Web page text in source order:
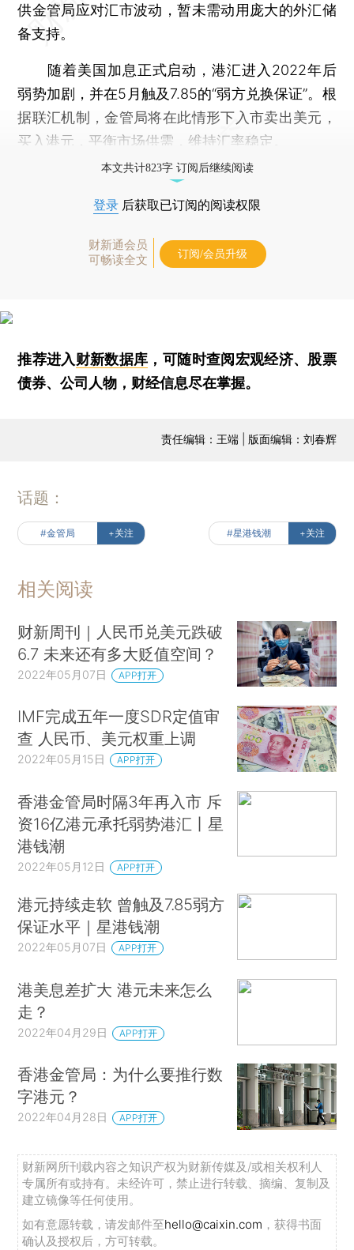
供金管局应对汇市波动，暂未需动用庞大的外汇储
备支持。
随着美国加息正式启动，港汇进入2022年后
弱势加剧，并在5月触及7.85的“弱方兑换保证”。根
据联汇机制，金管局将在此情形下入市卖出美元，
买入港元，平衡市场供需，维持汇率稳定。
本文共计823字 订阅后继续阅读
登录 后获取已订阅的阅读权限
财新通会员
可畅读全文
订阅/会员升级
推荐进入财新数据库 ，可随时查阅宏观经济、股票
债券、公司人物，财经信息尽在掌握。
责任编辑：王端 | 版面编辑：刘春辉
话题：
#金管局 +关注 #星港钱潮 +关注
相关阅读
财新周刊｜人民币兑美元跌破
6.7 未来还有多大贬值空间？
2022年05月07日 APP打开
IMF完成五年一度SDR定值审
查 人民币、美元权重上调
2022年05月15日 APP打开
香港金管局时隔3年再入市 斥
资16亿港元承托弱势港汇丨星
港钱潮
2022年05月12日 APP打开
港元持续走软 曾触及7.85弱方
保证水平｜星港钱潮
2022年05月07日 APP打开
港美息差扩大 港元未来怎么
走？
2022年04月29日 APP打开
香港金管局：为什么要推行数
字港元？
2022年04月28日 APP打开
财新网所刊载内容之知识产权为财新传媒及/或相关权利人
专属所有或持有。未经许可，禁止进行转载、摘编、复制及
建立镜像等任何使用。
如有意愿转载，请发邮件至hello@caixin.com ，获得书面
确认及授权后，方可转载。